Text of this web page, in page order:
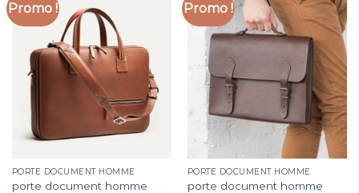
Promo !
PORTE DOCUMENT HOMME
porte document homme
Promo !
PORTE DOCUMENT HOMME
porte document homme